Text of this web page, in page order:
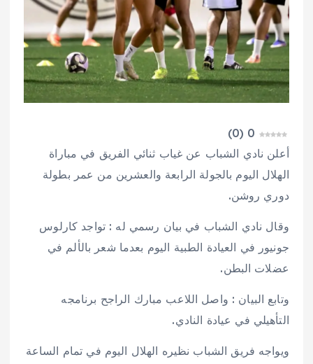
0
(
0
)
أعلن نادي الشباب عن غياب ثنائي الفريق في مباراة
الهلال اليوم بالجولة الرابعة والعشرين من عمر بطولة
دوري روشن. ‬
‫وقال نادي الشباب في بيان رسمي له : تواجد كارلوس
جونيور في العيادة الطبية اليوم بعدما شعر بالألم في
عضلات البطن. ‬
‫وتابع البيان : واصل اللاعب مبارك الراجح برنامجه
التأهيلي في عيادة النادي. ‬
‫ويواجه فريق الشباب نظيره الهلال اليوم في تمام الساعة